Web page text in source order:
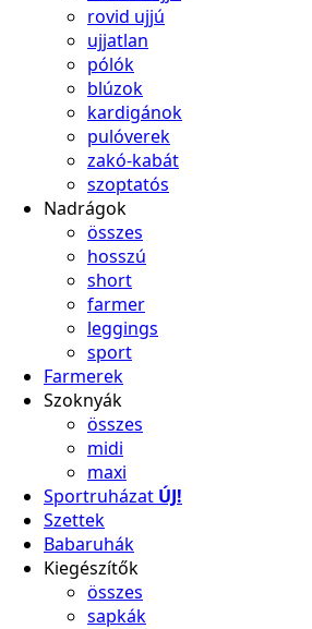
rovid ujjú
ujjatlan
pólók
blúzok
kardigánok
pulóverek
zakó-kabát
szoptatós
Nadrágok
összes
hosszú
short
farmer
leggings
sport
Farmerek
Szoknyák
összes
midi
maxi
Sportruházat ÚJ!
Szettek
Babaruhák
Kiegészítők
összes
sapkák